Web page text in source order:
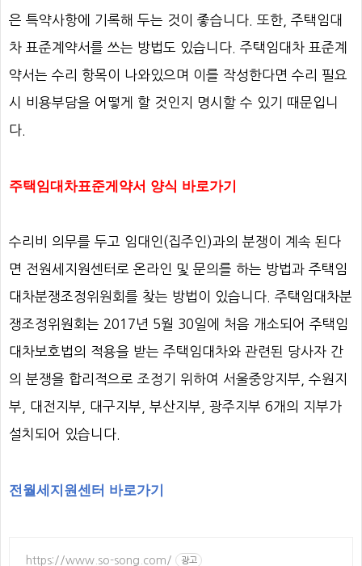
은 특약사항에 기록해 두는 것이 좋습니다
또한 주택임대
차 표준계약서를 쓰는 방법도 있습니다 주택임대차 표준계
약서는 수리 항목이 나와있으며 이를 작성한다면 수리 필요
시 비용부담을 어떻게 할 것인지 명시할 수 있기 때문입니
다
주택임대차표준게약서 양식 바로가기
수리비 의무를 두고 임대인(집주인 )과의 분쟁이 계속 된다
면 전원세지원센터로 온라인 및 문의를 하는 방법과 주택임
대차분쟁조정위원회를 찾는 방법이 있습니다 주택임대차분
쟁조정위원회는 2017년 5월 30일에 처음 개소되어 주택임
대차보호법의 적용을 받는 주택임대차와 관련된 당사자 간
의 분쟁을 합리적으로 조정기 위하여 서울중앙지부
수원지
부
대전지부 대구지부 부산지부 광주지부 6개의 지부가
설치되어 있습니다
전월세지원센터 바로가기
https://www.so-song.com/ 광고